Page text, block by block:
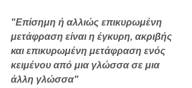
"Επίσημη ή αλλιώς επικυρωμένη
μετάφραση είναι η έγκυρη, ακριβής
και επικυρωμένη μετάφραση ενός
κειμένου από μια γλώσσα σε μια
άλλη γλώσσα"